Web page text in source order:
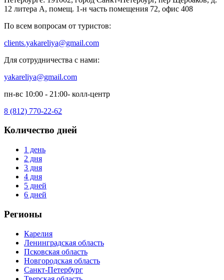
12 литера А, помещ. 1-н часть помещения 72, офис 408
По всем вопросам от туристов:
clients.yakareliya@gmail.com
Для сотрудничества с нами:
yakareliya@gmail.com
пн-вс 10:00 - 21:00- колл-центр
8 (812) 770-22-62
Количество дней
1 день
2 дня
3 дня
4 дня
5 дней
6 дней
Регионы
Карелия
Ленинградская область
Псковская область
Новгородская область
Санкт-Петербург